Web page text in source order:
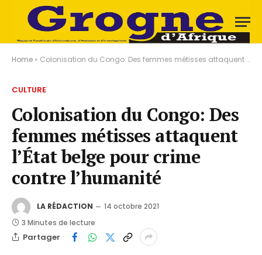
Home » Colonisation du Congo: Des femmes métisses attaquent l’État belge pour crime contre l’humanité
CULTURE
Colonisation du Congo: Des
femmes métisses attaquent
l’État belge pour crime
contre l’humanité
LA RÉDACTION
14 octobre 2021
3 Minutes de lecture
Partager